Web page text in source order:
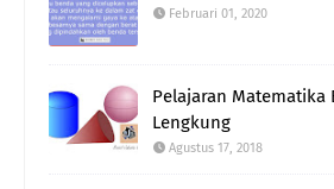
Februari 01, 2020
Pelajaran Matematika
Lengkung
Agustus 17, 2018